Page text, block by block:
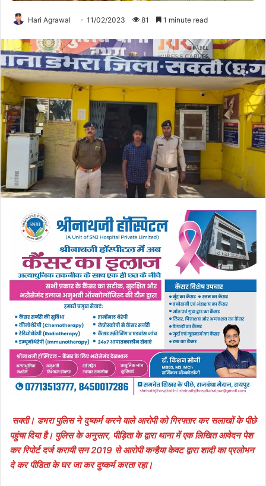
Hari Agrawal 11/02/2023 81 1 minute read
सक्ती। डभरा पुलिस ने दुष्कर्म करने वाले आरोपी को गिरफ्तार कर सलाखों के पीछे
पहुंचा दिया है। पुलिस के अनुसार, पीड़िता के द्वारा थाना में एक लिखित आवेदन पेश
कर रिपोर्ट दर्ज करायी सन 2019 से आरोपी कन्हैया केवट द्वारा शादी का प्रलोभन
दे कर पीडिता के घर जा कर दुष्कर्म करता रहा।